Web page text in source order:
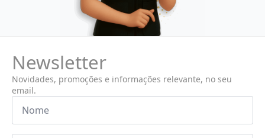
Newsletter
Novidades, promoções e informações relevante, no seu
email.
Nome